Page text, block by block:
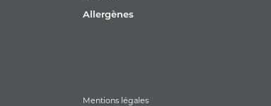
Allergènes
Mentions légales